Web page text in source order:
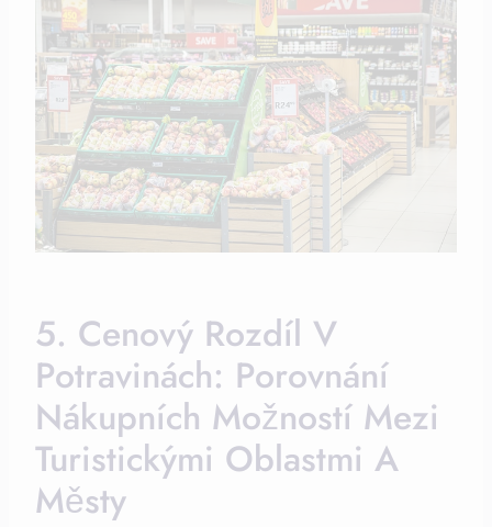
5. Cenový Rozdíl V
Potravinách: Porovnání
Nákupních Možností Mezi
Turistickými Oblastmi A
Městy